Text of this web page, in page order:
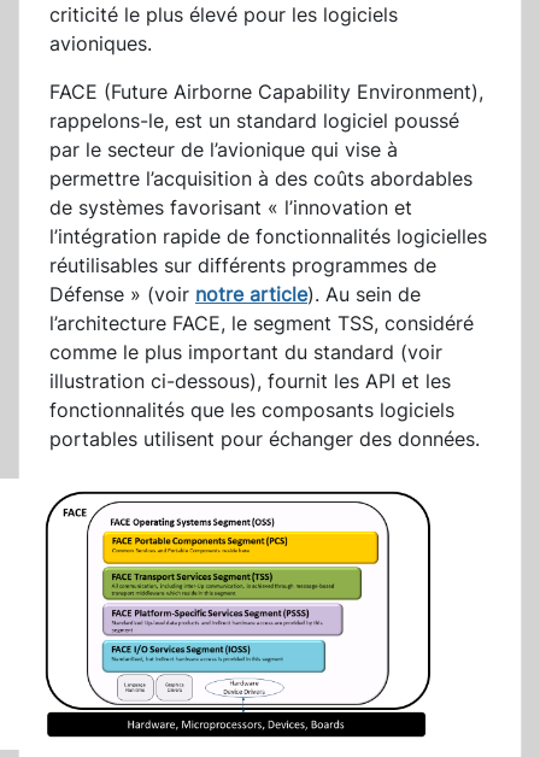
criticité le plus élevé pour les logiciels
avioniques.
FACE (Future Airborne Capability Environment),
rappelons-le, est un standard logiciel poussé
par le secteur de l’avionique qui vise à
permettre l’acquisition à des coûts abordables
de systèmes favorisant « l’innovation et
l’intégration rapide de fonctionnalités logicielles
réutilisables sur différents programmes de
Défense » (voir notre article). Au sein de
l’architecture FACE, le segment TSS, considéré
comme le plus important du standard (voir
illustration ci-dessous), fournit les API et les
fonctionnalités que les composants logiciels
portables utilisent pour échanger des données.